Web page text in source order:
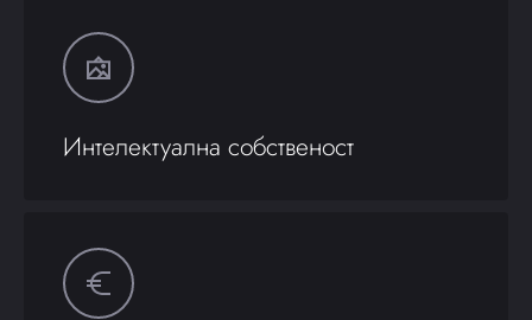
Интелектуална собственост